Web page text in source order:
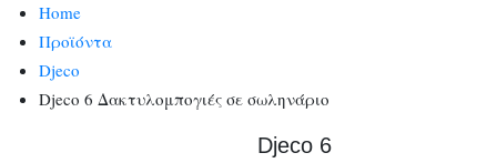
Home
Προϊόντα
Djeco
Djeco 6 Δακτυλομπογιές σε σωληνάριο
Djeco 6